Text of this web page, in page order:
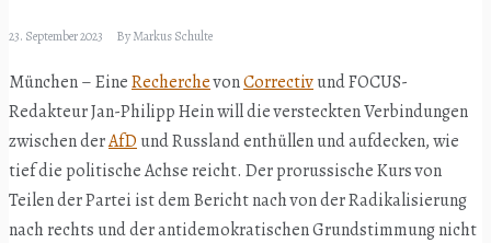
23. September 2023 ByMarkus Schulte
München – EineRecherchevonCorrectivund FOCUS-
Redakteur Jan-Philipp Hein will die versteckten Verbindungen
zwischen derAfD und Russland enthüllen und aufdecken, wie
tief die politische Achse reicht. Der prorussische Kurs von
Teilen der Partei ist dem Bericht nach von der Radikalisierung
nach rechts und der antidemokratischen Grundstimmung nicht